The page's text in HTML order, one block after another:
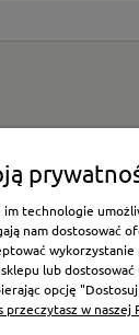
Moje konto
Płatności i dostawa
im technologie
nam dostosować
wykorzystanie
lub
opcję
przeczytasz w